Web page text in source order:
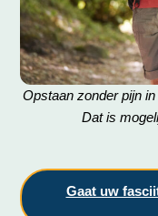
Opstaan zonder pijn
Dat is
Gaat uw